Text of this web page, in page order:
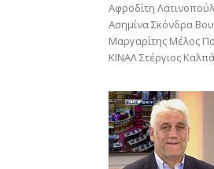
Αφροδίτη
Ασημίνα Σκόνδρα
Μαργαρίτης Μέλος
ΚΙΝΑΛ Στέργιος